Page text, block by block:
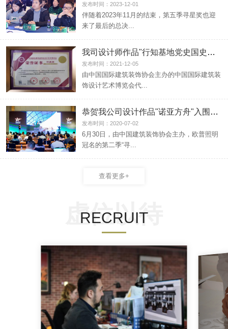
发布时间：2023-12-01
伴随着2023年11月的结束，第五季寻星奖也迎
来了最后的总决...
我司设计师作品"行知基地党史国史教育馆"
发布时间：2021-12-05
由中国国际建筑装饰协会主办的中国国际建筑装
饰设计艺术博览会代...
恭贺我公司设计作品"诺亚方舟"入围第二季
发布时间：2020-07-02
6月30日，由中国建筑装饰协会主办，欧普照明
冠名的第二季“寻...
查看更多+
虚位以待
RECRUIT